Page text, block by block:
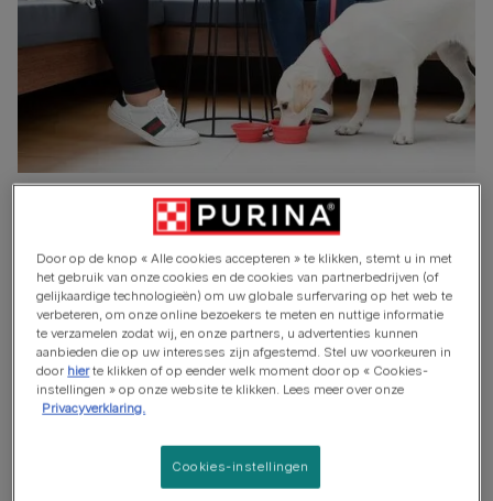
Wat houdt de socialisatie van
een puppy in?
De socialisatie is een ontwikkelingsproces dat puppy's
helpt om te leren hoe ze zich moeten gedragen in de
omgang met mensen, honden en andere dieren.
Een goed gesocialiseerde pup kan een betere relatie
verschillende omgevingen en situaties.
Door op de knop « Alle cookies accepteren » te klikken, stemt u in met
het gebruik van onze cookies en de cookies van partnerbedrijven (of
gelijkaardige technologieën) om uw globale surfervaring op het web te
verbeteren, om onze online bezoekers te meten en nuttige informatie
te verzamelen zodat wij, en onze partners, u advertenties kunnen
aanbieden die op uw interesses zijn afgestemd. Stel uw voorkeuren in
door hierte klikken of op eender welk moment door op « Cookies-
instellingen » op onze website te klikken. Lees meer over onze
Privacyverklaring.
Cookies-instellingen